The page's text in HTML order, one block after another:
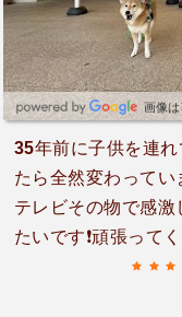
画像
35年前に子供を連
たら全然変わって
テレビその物で感
たいです❗頑張ってく